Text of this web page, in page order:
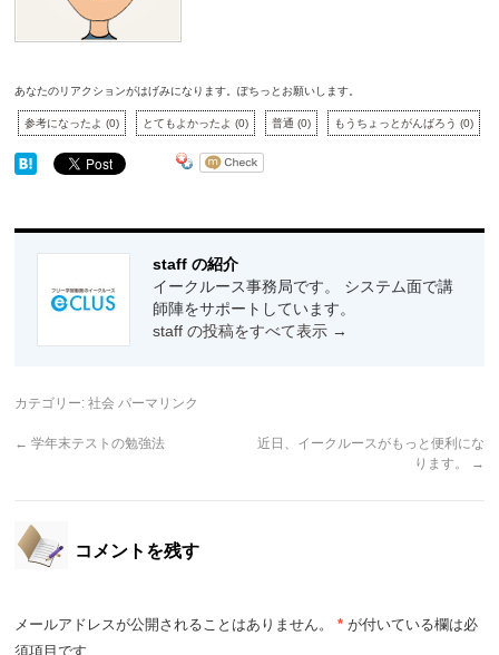
あなたのリアクションがはげみになります。ぽちっとお願いします。
参考になったよ(0) とてもよかったよ(0) 普通(0) もうちょっとがんばろう(0)
staff の紹介
イークルース事務局です。 システム面で講
師陣をサポートしています。
staff の投稿をすべて表示 →
カテゴリー:社会 パーマリンク
← 学年末テストの勉強法
近日、イークルースがもっと便利にな
ります。
→
コメントを残す
メールアドレスが公開されることはありません。 * が付いている欄は必
須項目です